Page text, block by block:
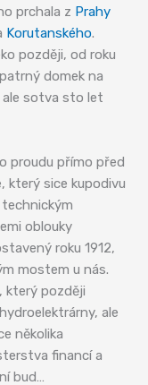
prchala z Prahy
Korutanského.
později, od roku
domek na
ale sotva sto let
proudu přímo před
který sice kupodivu
oblouky
roku 1912,
mostem u nás.
který později
ale
několika
financí a
bud…